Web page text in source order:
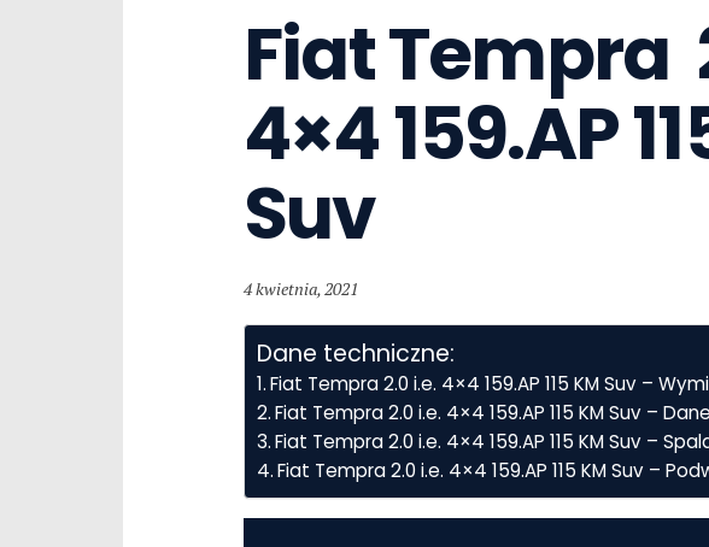
Fiat Tempra
4×4 159.AP
Suv
4 kwietnia, 2021
Dane techniczne:
Fiat Tempra 2.0 i.e. 4×4 159.AP 115 KM Suv –
Fiat Tempra 2.0 i.e. 4×4 159.AP 115 KM Suv –
Fiat Tempra 2.0 i.e. 4×4 159.AP 115 KM Suv –
Fiat Tempra 2.0 i.e. 4×4 159.AP 115 KM Suv –